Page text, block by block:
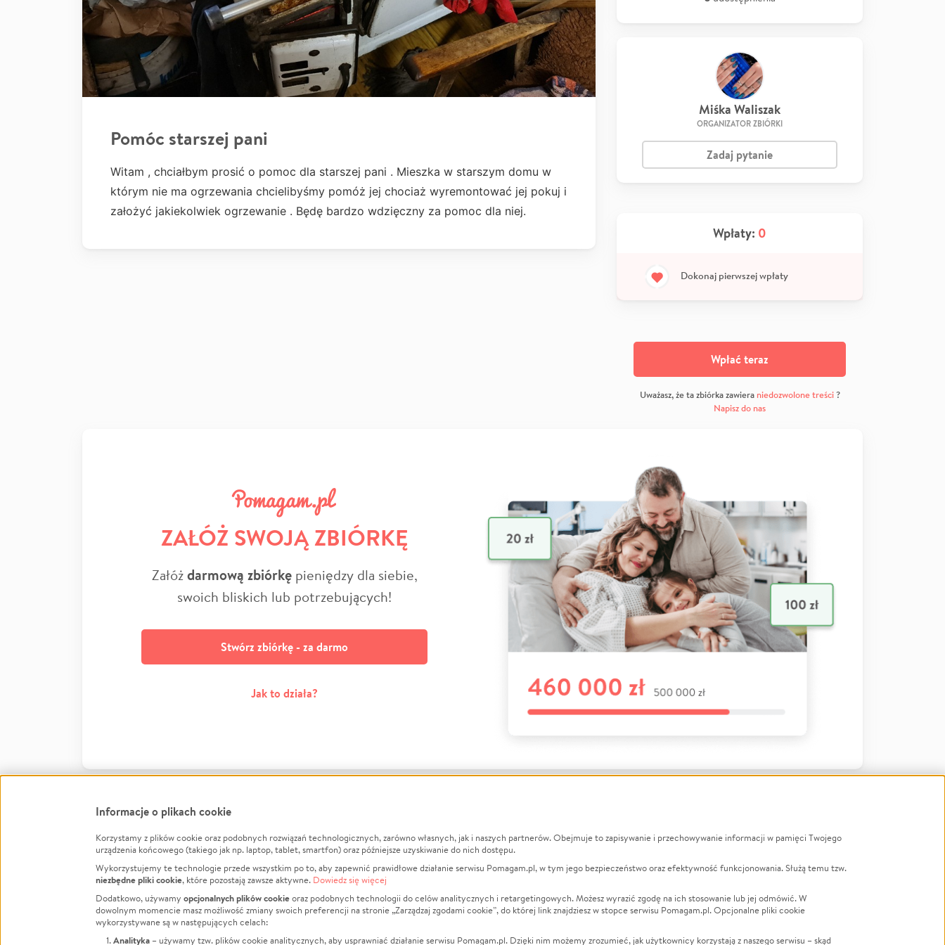
Pomóc starszej pani
Witam , chciałbym prosić o pomoc dla starszej pani . Mieszka w starszym domu w
którym nie ma ogrzewania chcielibyśmy pomóż jej chociaż wyremontować jej pokuj i
założyć jakiekolwiek ogrzewanie . Będę bardzo wdzięczny za pomoc dla niej.
Miśka Waliszak
ORGANIZATOR ZBIÓRKI
Zadaj pytanie
Wpłaty: 0
Dokonaj pierwszej wpłaty
Wpłać teraz
Uważasz, że ta zbiórka zawiera niedozwolone treści?
Napisz do nas
ZAŁÓŻ SWOJĄ ZBIÓRKĘ
Załóżdarmową zbiórkępieniędzy dla siebie,
swoich bliskich lub potrzebujących!
Stwórz zbiórkę - za darmo
Jak to działa?
FacebookTwitter Instagram
LinkedInTikTok Youtube
Informacje
Jak to działa?
Regulamin
Polityka Prywatności
O nas
Opinie
Raporty
Za darmo
Zbieraj na
Leczenie
Zwierzęta
Pożar
LGBTQ+
Powódź
Wichura
Informacje o plikach cookie
Korzystamy z plików cookie oraz podobnych rozwiązań technologicznych, zarówno własnych, jak i naszych partnerów. Obejmuje to zapisywanie i przechowywanie informacji w pamięci Twojego
urządzenia końcowego (takiego jak np. laptop, tablet, smartfon) oraz późniejsze uzyskiwanie do nich dostępu.
Wykorzystujemy te technologie przede wszystkim po to, aby zapewnić prawidłowe działanie serwisu Pomagam.pl, w tym jego bezpieczeństwo oraz efektywność funkcjonowania. Służą temu tzw.
niezbędne pliki cookie, które pozostają zawsze aktywne. Dowiedz się więcej
Dodatkowo, używamy opcjonalnych plików cookieoraz podobnych technologii do celów analitycznych i retargetingowych. Możesz wyrazić zgodę na ich stosowanie lub jej odmówić. W
dowolnym momencie masz możliwość zmiany swoich preferencji na stronie „Zarządzaj zgodami cookie”, do której link znajdziesz w stopce serwisu Pomagam.pl. Opcjonalne pliki cookie
wykorzystywane są w następujących celach:
Analityka – używamy tzw. plików cookie analitycznych, aby usprawniać działanie serwisu Pomagam.pl. Dzięki nim możemy zrozumieć, jak użytkownicy korzystają z naszego serwisu – skąd